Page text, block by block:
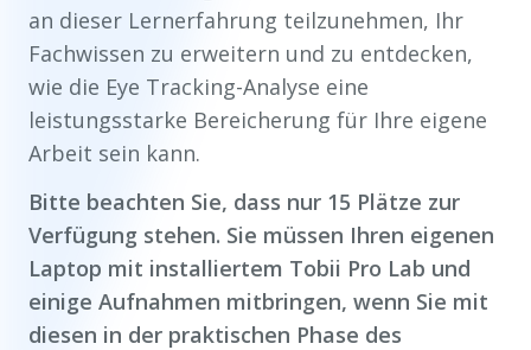
an dieser Lernerfahrung teilzunehmen, Ihr
Fachwissen zu erweitern und zu entdecken,
wie die Eye Tracking-Analyse eine
leistungsstarke Bereicherung für Ihre eigene
Arbeit sein kann.
Bitte beachten Sie, dass nur 15 Plätze zur
Verfügung stehen. Sie müssen Ihren eigenen
Laptop mit installiertem Tobii Pro Lab und
einige Aufnahmen mitbringen, wenn Sie mit
diesen in der praktischen Phase des